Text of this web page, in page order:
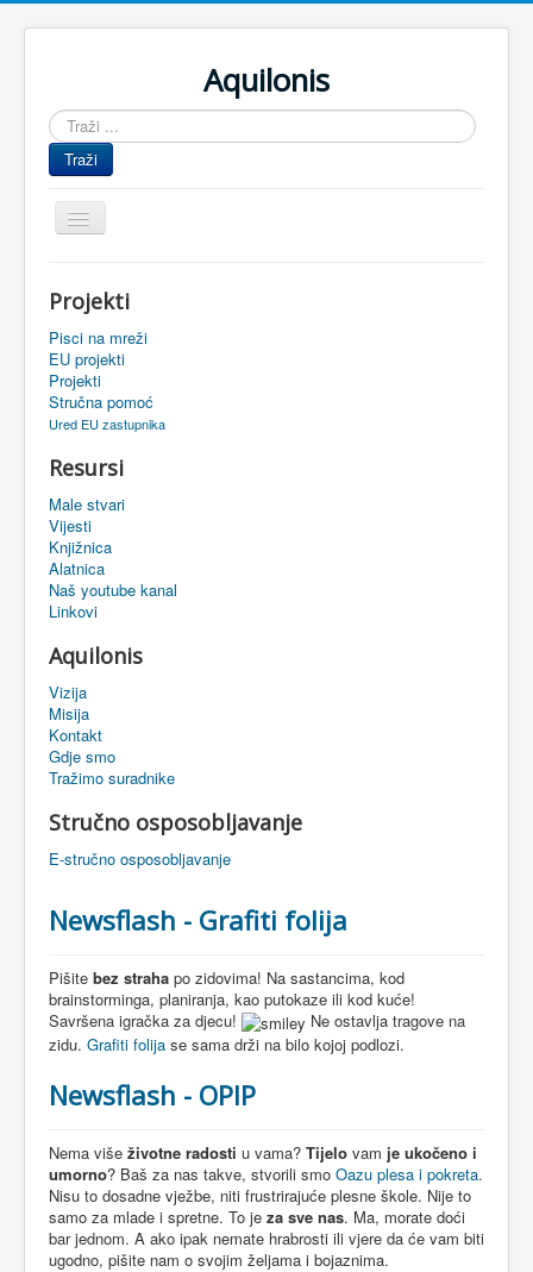
Aquilonis
Traži
...
Traži
Prikaz/Sakrivanje
navigacije
Upravljanje znanjem
Obrazovanje
Upravljanje projektima
Oaza
Sistemski alati
eMapa
Projekti
Pisci na mreži
EU projekti
Projekti
Stručna pomoć
Ured EU zastupnika
Resursi
Male stvari
Vijesti
Knjižnica
Alatnica
Naš youtube kanal
Linkovi
Aquilonis
Vizija
Misija
Kontakt
Gdje smo
Tražimo suradnike
Stručno osposobljavanje
E-stručno osposobljavanje
Newsflash - Grafiti folija
Pišite bez straha po zidovima! Na sastancima, kod
brainstorminga, planiranja, kao putokaze ili kod kuće!
Savršena igračka za djecu!
Ne ostavlja tragove na
zidu. Grafiti folija se sama drži na bilo kojoj podlozi.
Newsflash - OPIP
Nema više životne radosti u vama? Tijelo vam je ukočeno i
umorno? Baš za nas takve, stvorili smo Oazu plesa i pokreta.
Nisu to dosadne vježbe, niti frustrirajuće plesne škole. Nije to
samo za mlade i spretne. To je za sve nas. Ma, morate doći
bar jednom. A ako ipak nemate hrabrosti ili vjere da će vam biti
ugodno, pišite nam o svojim željama i bojaznima.